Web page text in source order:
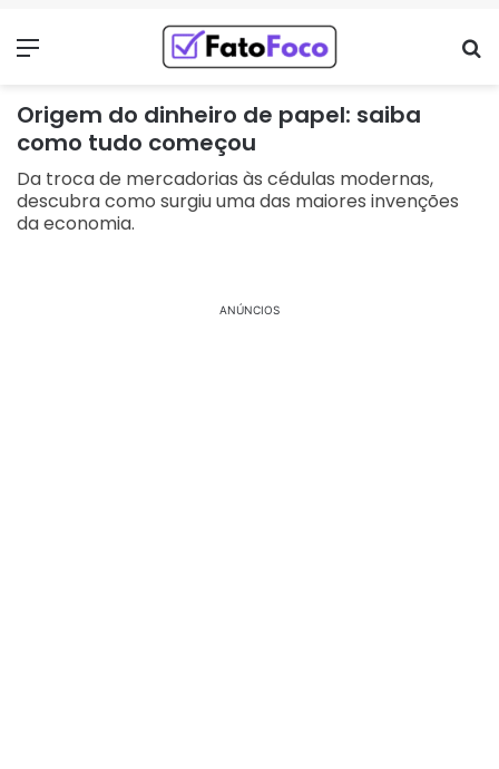
Menu
Origem do dinheiro de papel: saiba
como tudo começou
Da troca de mercadorias às cédulas modernas,
descubra como surgiu uma das maiores invenções
da economia.
ANÚNCIOS